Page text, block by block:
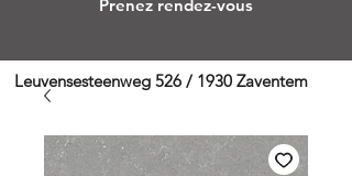
Prenez rendez-vous
Leuvensesteenweg 526 / 1930 Zaventem